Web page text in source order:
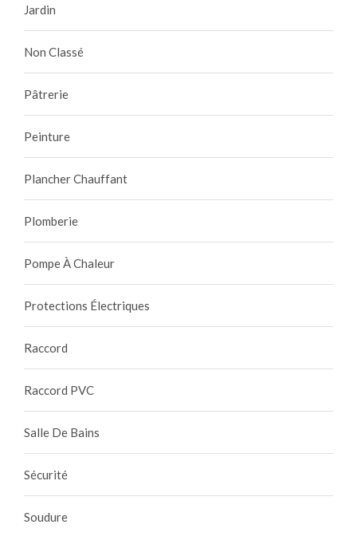
Jardin
Non Classé
Pâtrerie
Peinture
Plancher Chauffant
Plomberie
Pompe À Chaleur
Protections Électriques
Raccord
Raccord PVC
Salle De Bains
Sécurité
Soudure